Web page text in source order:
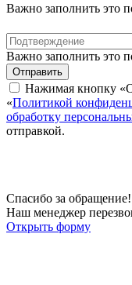
Важно заполнить это
Важно заполнить это
Отправить
Нажимая кнопку
«Политикой
обработку
отправкой.
Спасибо за обращение!
Наш менеджер
Открыть форму